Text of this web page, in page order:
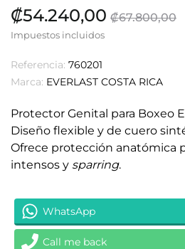
₡54.240,00 ₡67.800,00
Impuestos incluidos
Referencia: 760201
Marca: EVERLAST COSTA RICA
Protector Genital para Boxeo
Diseño flexible y de cuero
Ofrece protección anatómica
intensos y sparring.
WhatsApp
Call me back